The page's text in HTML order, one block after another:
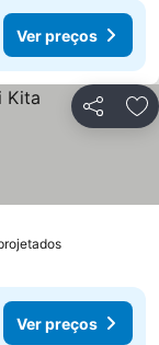
Ver preços
Partilhar
Ver preços